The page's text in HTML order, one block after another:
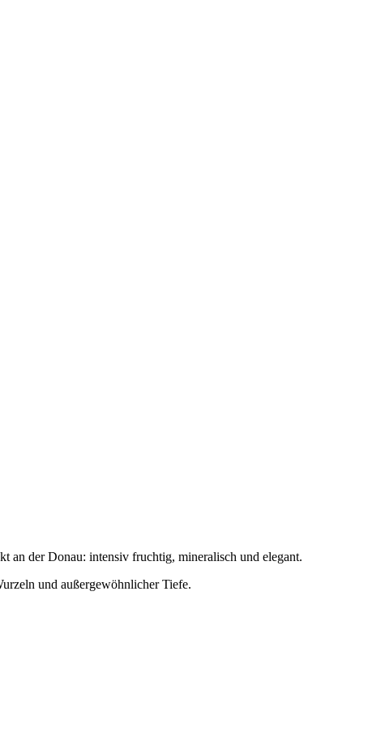
an der Donau: intensiv fruchtig, mineralisch und elegant.
und außergewöhnlicher Tiefe.